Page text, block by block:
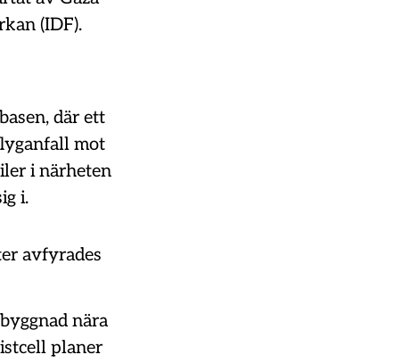
(IDF).
där ett
mot
i närheten
i.
avfyrades
nära
planer